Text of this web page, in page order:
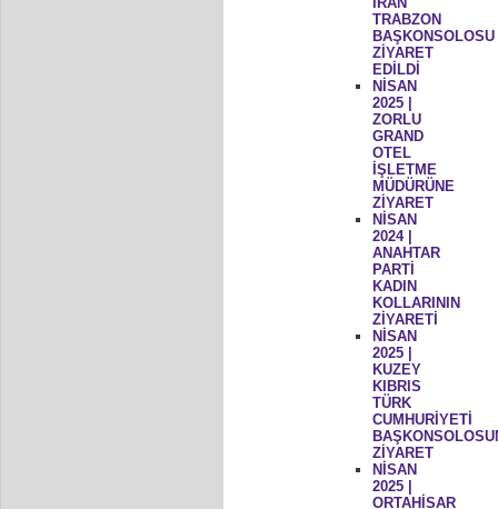
TRABZON
BAŞKONSOLOSU
ZİYARET
EDİLDİ
NİSAN
2025 |
ZORLU
GRAND
OTEL
İŞLETME
MÜDÜRÜNE
ZİYARET
NİSAN
2024 |
ANAHTAR
PARTİ
KADIN
KOLLARININ
ZİYARETİ
NİSAN
2025 |
KUZEY
KIBRIS
TÜRK
CUMHURİYETİ
ZİYARET
NİSAN
2025 |
ORTAHİSAR